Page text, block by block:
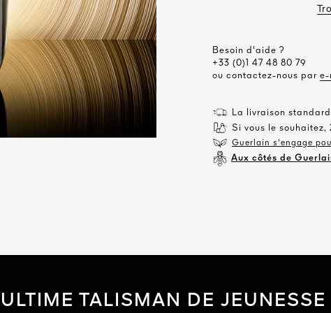
Besoin d'aide ?
+33 (0)1 47 48 80 79
ou contactez-nous par e-
La livraison
Si vous le
Guerlain s'engage
Aux côtés de
TALISMAN DE JEUNESSE